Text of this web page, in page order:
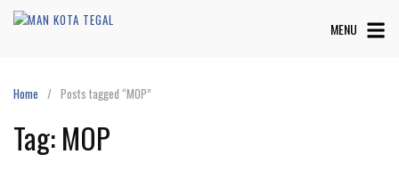
MENU
Home Posts tagged “MOP”
Tag:MOP